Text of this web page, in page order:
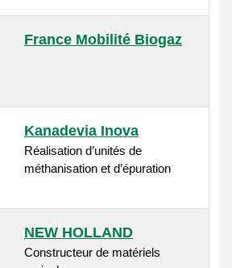
France Mobilité Biogaz
Kanadevia Inova
Réalisation d’unités de
méthanisation et d’épuration
NEW HOLLAND
Constructeur de matériels